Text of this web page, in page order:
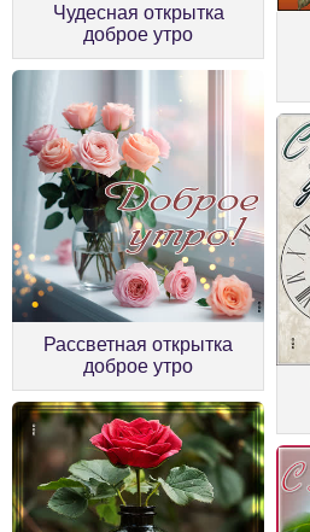
Чудесная открытка
доброе утро
Рассветная открытка
доброе утро